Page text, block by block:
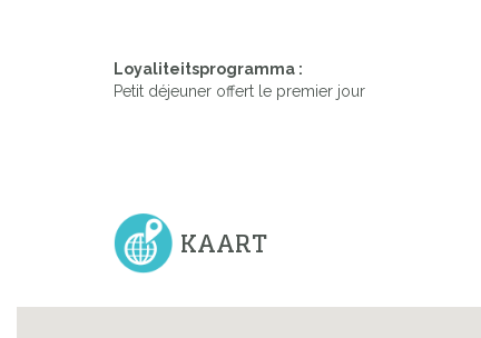
Loyaliteitsprogramma :
Petit déjeuner offert le premier jour
KAART